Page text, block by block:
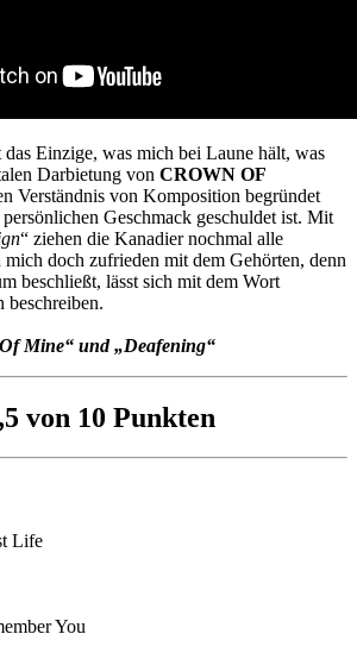
das Einzige, was mich bei Laune hält, was
Darbietung von CROWN OF
Verständnis von Komposition begründet
Geschmack geschuldet ist. Mit
“ ziehen die Kanadier nochmal alle
mich doch zufrieden mit dem Gehörten, denn
beschließt, lässt sich mit dem Wort
beschreiben.
Mine“ und „Deafening“
von 10 Punkten
Life
You